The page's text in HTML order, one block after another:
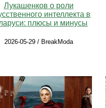
Лукашенков о роли
интеллекта в
плюсы и минусы
2026-05-29 / BreakModa